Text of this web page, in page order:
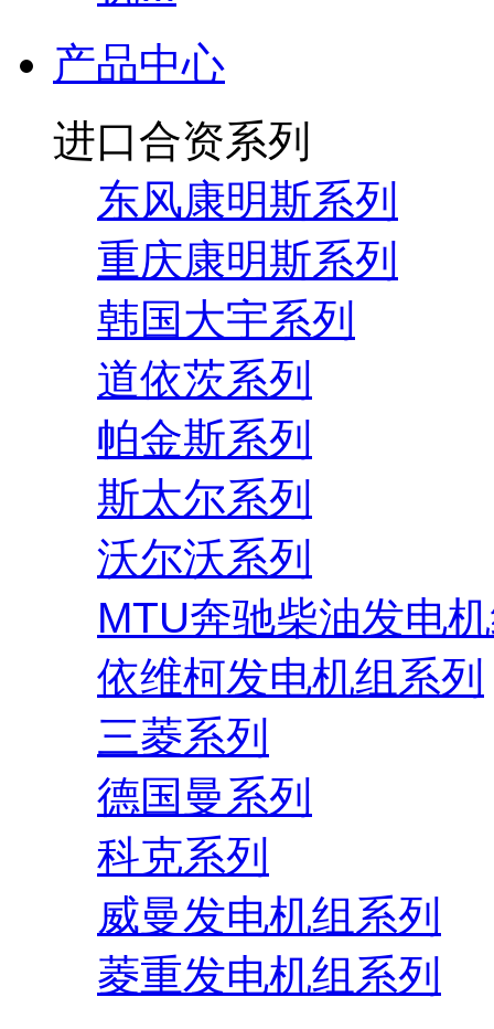
产品中心
进口合资系列
东风康明斯系列
重庆康明斯系列
韩国大宇系列
道依茨系列
帕金斯系列
斯太尔系列
沃尔沃系列
MTU奔驰柴油发电
依维柯发电机组系列
三菱系列
德国曼系列
科克系列
威曼发电机组系列
菱重发电机组系列